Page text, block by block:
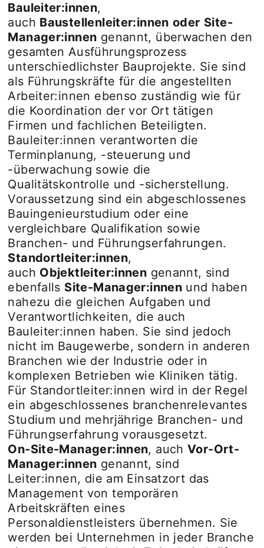
Bauleiter:innen,
auch Baustellenleiter:innen oder Site-
Manager:innen genannt, überwachen den
gesamten Ausführungsprozess
unterschiedlichster Bauprojekte. Sie sind
als Führungskräfte für die angestellten
Arbeiter:innen ebenso zuständig wie für
die Koordination der vor Ort tätigen
Firmen und fachlichen Beteiligten.
Bauleiter:innen verantworten die
Terminplanung, -steuerung und
-überwachung sowie die
Qualitätskontrolle und -sicherstellung.
Voraussetzung sind ein abgeschlossenes
Bauingenieurstudium oder eine
vergleichbare Qualifikation sowie
Branchen- und Führungserfahrungen.
Standortleiter:innen,
auch Objektleiter:innen genannt, sind
ebenfalls Site-Manager:innen und haben
nahezu die gleichen Aufgaben und
Verantwortlichkeiten, die auch
Bauleiter:innen haben. Sie sind jedoch
nicht im Baugewerbe, sondern in anderen
Branchen wie der Industrie oder in
komplexen Betrieben wie Kliniken tätig.
Für Standortleiter:innen wird in der Regel
ein abgeschlossenes branchenrelevantes
Studium und mehrjährige Branchen- und
Führungserfahrung vorausgesetzt.
On-Site-Manager:innen, auchVor-Ort-
Manager:innen genannt, sind
Leiter:innen, die am Einsatzort das
Management von temporären
Arbeitskräften eines
Personaldienstleisters übernehmen. Sie
werden bei Unternehmen in jeder Branche